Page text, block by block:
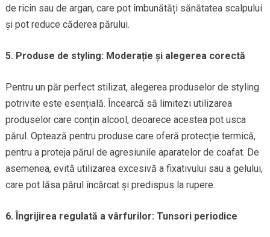
de ricin sau de argan, care pot îmbunătăți sănătatea scalpului
și pot reduce căderea părului.
5. Produse de styling: Moderație și alegerea corectă
Pentru un păr perfect stilizat, alegerea produselor de styling
potrivite este esențială. Încearcă să limitezi utilizarea
produselor care conțin alcool, deoarece acestea pot usca
părul. Optează pentru produse care oferă protecție termică,
pentru a proteja părul de agresiunile aparatelor de coafat. De
asemenea, evită utilizarea excesivă a fixativului sau a gelului,
care pot lăsa părul încărcat și predispus la rupere.
6. Îngrijirea regulată a vârfurilor: Tunsori periodice